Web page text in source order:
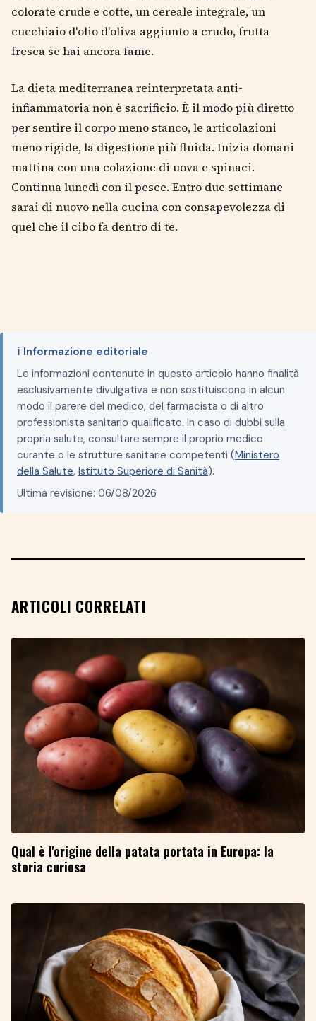
colorate crude e cotte, un cereale integrale, un
cucchiaio d'olio d'oliva aggiunto a crudo, frutta
fresca se hai ancora fame.
La dieta mediterranea reinterpretata anti-
infiammatoria non è sacrificio. È il modo più diretto
per sentire il corpo meno stanco, le articolazioni
meno rigide, la digestione più fluida. Inizia domani
mattina con una colazione di uova e spinaci.
Continua lunedì con il pesce. Entro due settimane
sarai di nuovo nella cucina con consapevolezza di
quel che il cibo fa dentro di te.
ℹ️ Informazione editoriale
Le informazioni contenute in questo articolo hanno finalità
esclusivamente divulgativa e non sostituiscono in alcun
modo il parere del medico, del farmacista o di altro
professionista sanitario qualificato. In caso di dubbi sulla
propria salute, consultare sempre il proprio medico
curante o le strutture sanitarie competenti (Ministero
della Salute, Istituto Superiore di Sanità).
Ultima revisione: 06/08/2026
ARTICOLI CORRELATI
Qual è l'origine della patata portata in Europa: la
storia curiosa